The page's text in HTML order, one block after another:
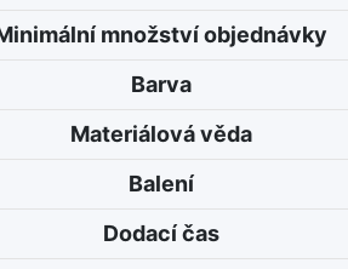
množství objednávky
Barva
Materiálová věda
Balení
Dodací čas